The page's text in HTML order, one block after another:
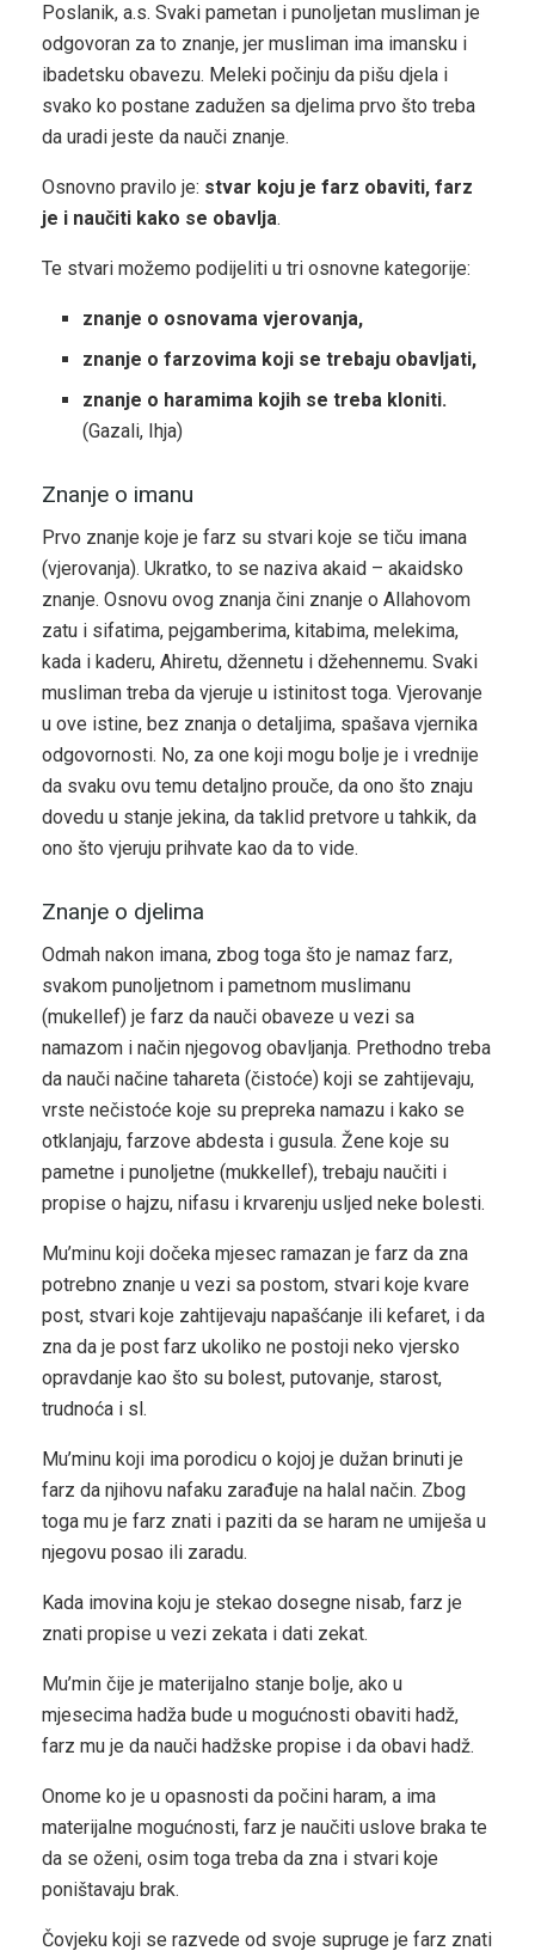
Poslanik, a.s. Svaki pametan i punoljetan musliman je
odgovoran za to znanje, jer musliman ima imansku i
ibadetsku obavezu. Meleki počinju da pišu djela i
svako ko postane zadužen sa djelima prvo što treba
da uradi jeste da nauči znanje.
Osnovno pravilo je: stvar koju je farz obaviti, farz
je i naučiti kako se obavlja.
Te stvari možemo podijeliti u tri osnovne kategorije:
znanje o osnovama vjerovanja,
znanje o farzovima koji se trebaju obavljati,
znanje o haramima kojih se treba kloniti.
(Gazali, Ihja)
Znanje o imanu
Prvo znanje koje je farz su stvari koje se tiču imana
(vjerovanja). Ukratko, to se naziva akaid – akaidsko
znanje. Osnovu ovog znanja čini znanje o Allahovom
zatu i sifatima, pejgamberima, kitabima, melekima,
kada i kaderu, Ahiretu, džennetu i džehennemu. Svaki
musliman treba da vjeruje u istinitost toga. Vjerovanje
u ove istine, bez znanja o detaljima, spašava vjernika
odgovornosti. No, za one koji mogu bolje je i vrednije
da svaku ovu temu detaljno prouče, da ono što znaju
dovedu u stanje jekina, da taklid pretvore u tahkik, da
ono što vjeruju prihvate kao da to vide.
Znanje o djelima
Odmah nakon imana, zbog toga što je namaz farz,
svakom punoljetnom i pametnom muslimanu
(mukellef) je farz da nauči obaveze u vezi sa
namazom i način njegovog obavljanja. Prethodno treba
da nauči načine tahareta (čistoće) koji se zahtijevaju,
vrste nečistoće koje su prepreka namazu i kako se
otklanjaju, farzove abdesta i gusula. Žene koje su
pametne i punoljetne (mukkellef), trebaju naučiti i
propise o hajzu, nifasu i krvarenju usljed neke bolesti.
Mu’minu koji dočeka mjesec ramazan je farz da zna
potrebno znanje u vezi sa postom, stvari koje kvare
post, stvari koje zahtijevaju napašćanje ili kefaret, i da
zna da je post farz ukoliko ne postoji neko vjersko
opravdanje kao što su bolest, putovanje, starost,
trudnoća i sl.
Mu’minu koji ima porodicu o kojoj je dužan brinuti je
farz da njihovu nafaku zarađuje na halal način. Zbog
toga mu je farz znati i paziti da se haram ne umiješa u
njegovu posao ili zaradu.
Kada imovina koju je stekao dosegne nisab, farz je
znati propise u vezi zekata i dati zekat.
Mu’min čije je materijalno stanje bolje, ako u
mjesecima hadža bude u mogućnosti obaviti hadž,
farz mu je da nauči hadžske propise i da obavi hadž.
Onome ko je u opasnosti da počini haram, a ima
materijalne mogućnosti, farz je naučiti uslove braka te
da se oženi, osim toga treba da zna i stvari koje
poništavaju brak.
Čovjeku koji se razvede od svoje supruge je farz znati